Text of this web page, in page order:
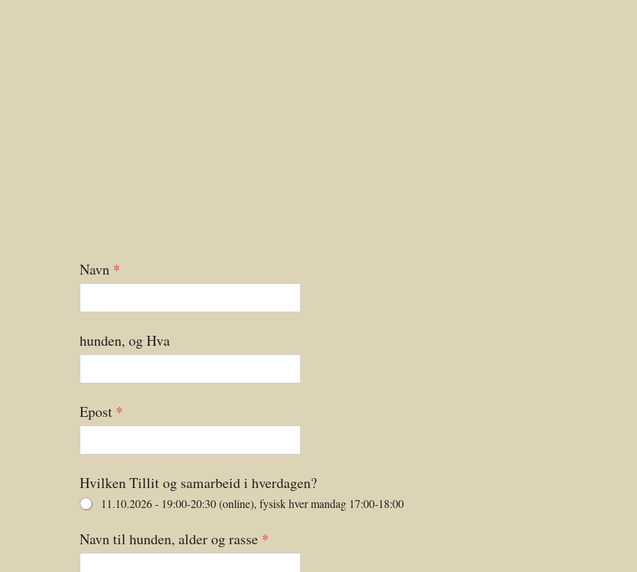
Navn *
hunden, og Hva
Epost *
Hvilken Tillit og samarbeid i hverdagen?
11.10.2026 - 19:00-20:30 (online), fysisk hver mandag 17:00-18:00
Navn til hunden, alder og rasse *